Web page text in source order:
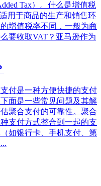
Tax）。什么是增值税
用于商品的生产和销售环
增值税率不同，一般为商
要收取VAT？亚马逊作为
付是一种方便快捷的支付
面是一些常见问题及其解
聚合支付的可靠性。聚合
支付方式整合到一起的支
如银行卡、手机支付、第